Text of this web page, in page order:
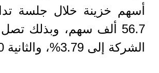
أسهم خزينة خلال جلسة
56.7 ألف سهم، وبذلك
الشركة إلى 3.79%، والثانية 2730 سهم.